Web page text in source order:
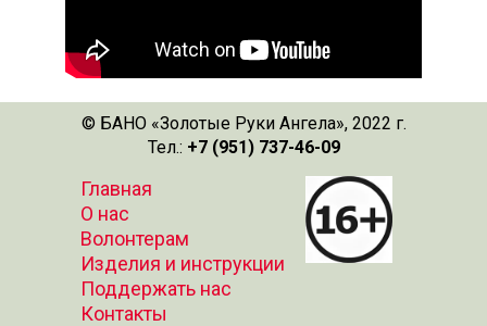
© БАНО «Золотые Руки Ангела», 2022 г.
Тел.: +7 (951) 737-46-09
Главная
О нас
Волонтерам
Изделия и инструкции
Поддержать нас
Контакты